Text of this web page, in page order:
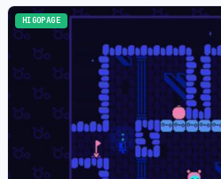
HIGOPAGE